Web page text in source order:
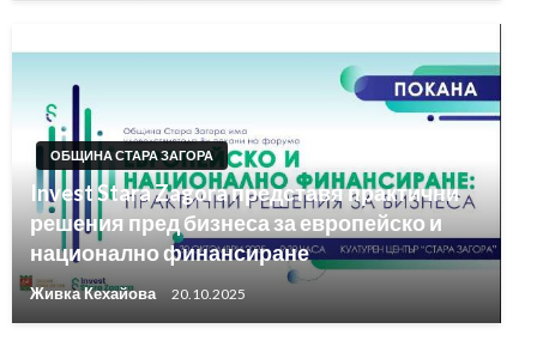
ОБЩИНА СТАРА ЗАГОРА
Invest Stara Zagora представя практични
решения пред бизнеса за европейско и
национално финансиране
Живка Кехайова 20.10.2025